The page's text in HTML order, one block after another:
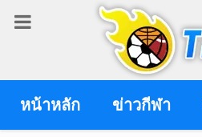
หน้าหลัก ข่าวกีฬา
เข้า